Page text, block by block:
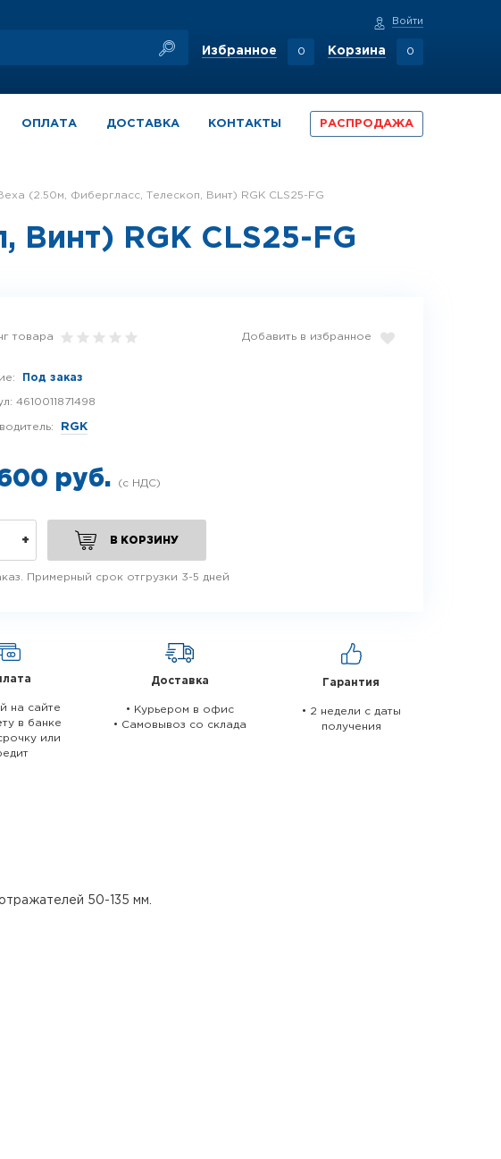
0
Избранное 0
Корзина
Войти
ОПЛАТА ДОСТАВКА КОНТАКТЫ РАСПРОДАЖА
Веха (2.50м, Фибергласс, Телескоп, Винт) RGK CLS25-FG
Винт) RGK CLS25-FG
товара Добавить в избранное
Под заказ
4610011871498
RGK
руб.
+ В КОРЗИНУ
Примерный срок отгрузки 3-5 дней
на сайте
в банке
или
Доставка
• Курьером в офис
• Самовывоз со склада
Гарантия
• 2 недели c даты
получения
50-135 мм.